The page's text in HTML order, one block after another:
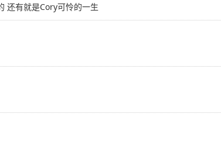
还有就是Cory可怜的一生